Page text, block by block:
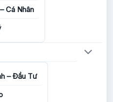
Cá Nhân
– Đầu Tư